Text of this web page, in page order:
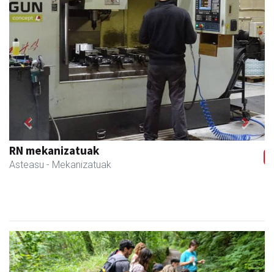
RN mekanizatuak
Asteasu - Mekanizatuak
Previous Next